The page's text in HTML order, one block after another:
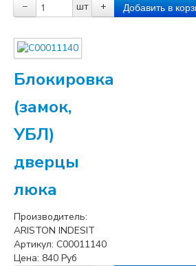
− шт +
Блокировка
(замок,
УБЛ)
дверцы
люка
Производитель:
ARISTON INDESIT
Артикул: C00011140
Цена: 840 Руб